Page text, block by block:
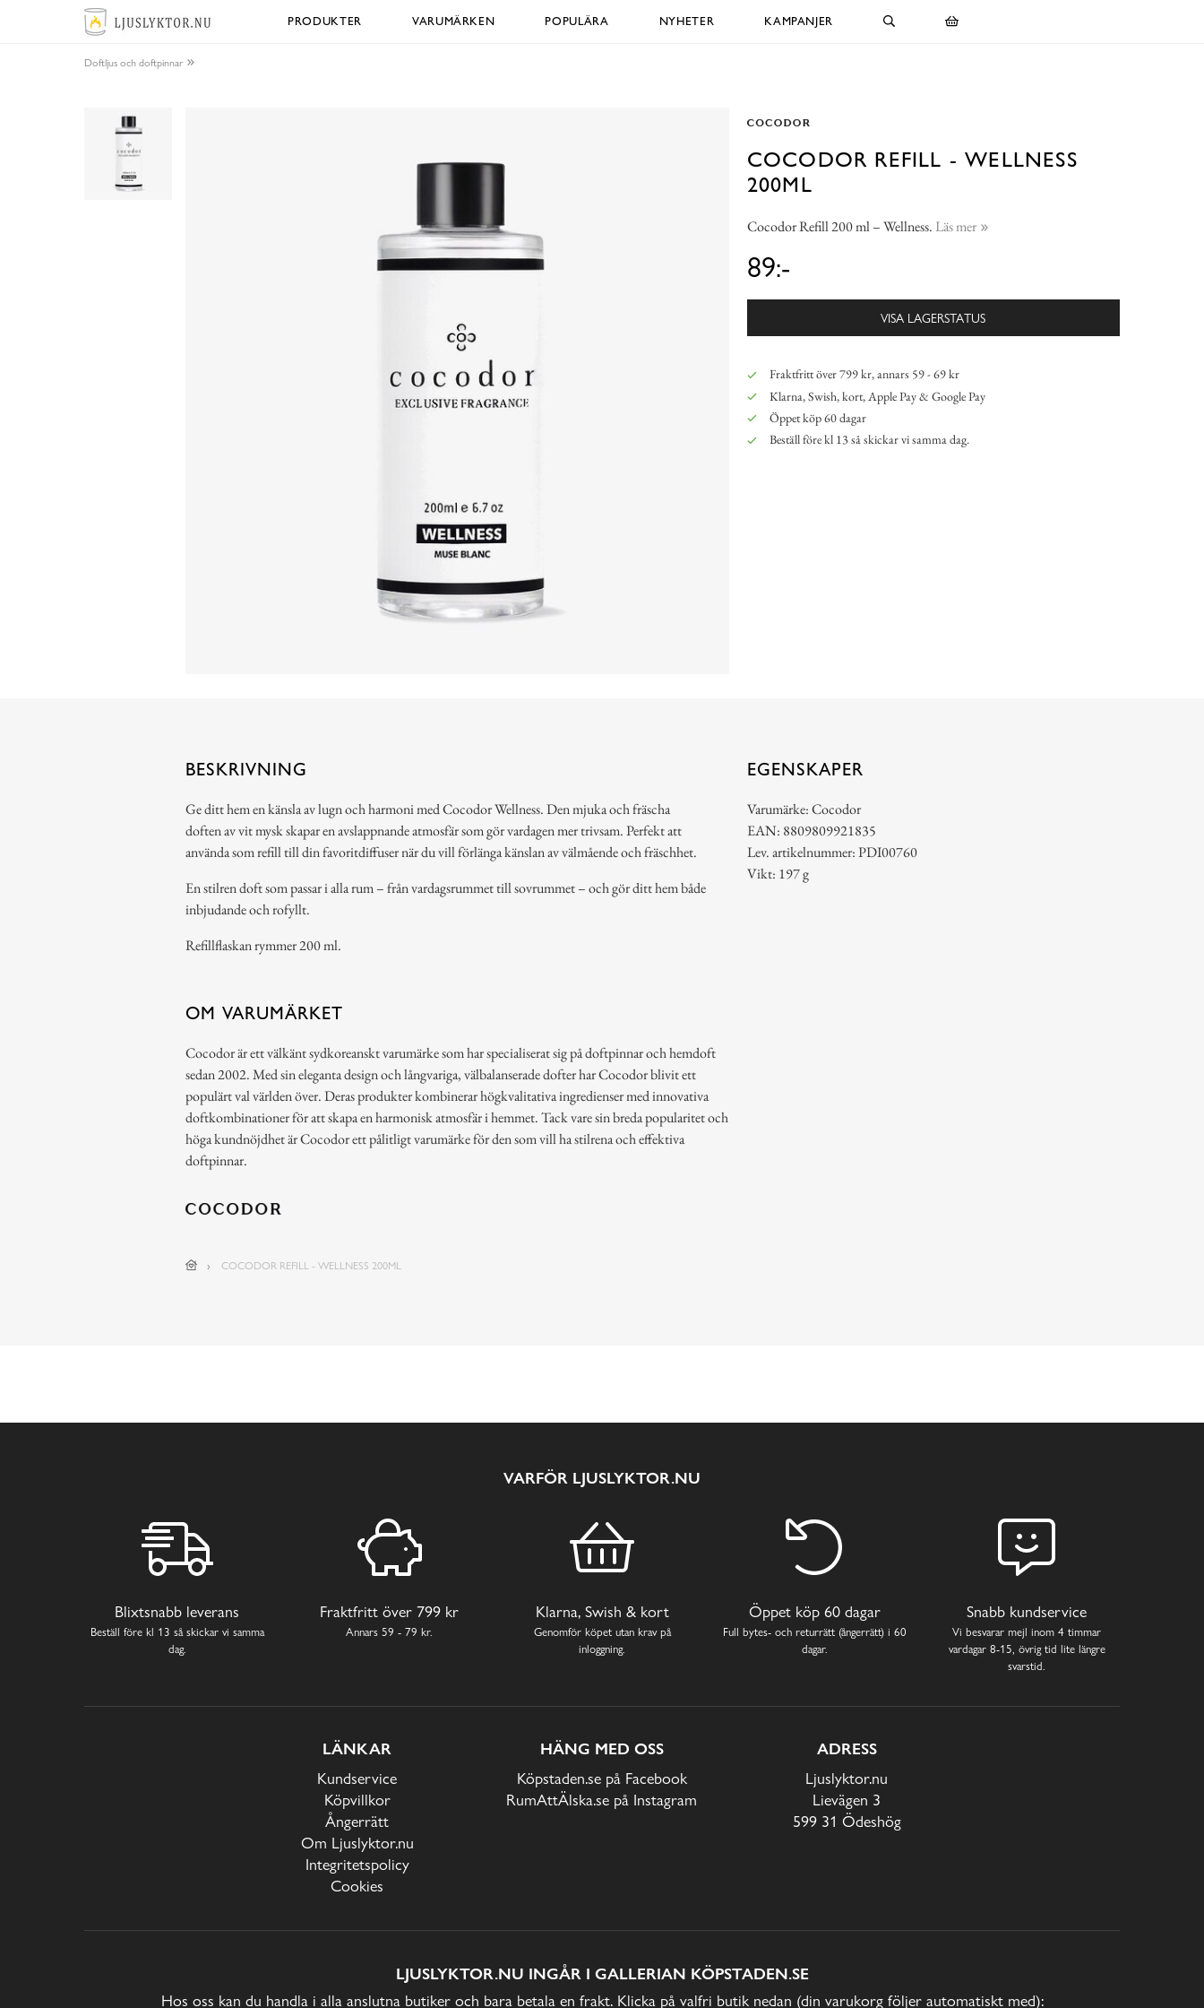
PRODUKTER VARUMÄRKEN POPULÄRA NYHETER KAMPANJER
Doftljus och doftpinnar
COCODOR REFILL - WELLNESS
200ML
Cocodor Refill 200 ml – Wellness. Läs mer
89:-
VISA LAGERSTATUS
Fraktfritt över 799 kr, annars 59 - 69 kr
Klarna, Swish, kort, Apple Pay & Google Pay
Öppet köp 60 dagar
Beställ före kl 13 så skickar vi samma dag.
BESKRIVNING
Ge ditt hem en känsla av lugn och harmoni med Cocodor Wellness. Den mjuka och fräscha
doften av vit mysk skapar en avslappnande atmosfär som gör vardagen mer trivsam. Perfekt att
använda som refill till din favoritdiffuser när du vill förlänga känslan av välmående och fräschhet.
En stilren doft som passar i alla rum – från vardagsrummet till sovrummet – och gör ditt hem både
inbjudande och rofyllt.
Refillflaskan rymmer 200 ml.
EGENSKAPER
Varumärke: Cocodor
EAN: 8809809921835
Lev. artikelnummer: PDI00760
Vikt: 197 g
OM VARUMÄRKET
Cocodor är ett välkänt sydkoreanskt varumärke som har specialiserat sig på doftpinnar och hemdoft
sedan 2002. Med sin eleganta design och långvariga, välbalanserade dofter har Cocodor blivit ett
populärt val världen över. Deras produkter kombinerar högkvalitativa ingredienser med innovativa
doftkombinationer för att skapa en harmonisk atmosfär i hemmet. Tack vare sin breda popularitet och
höga kundnöjdhet är Cocodor ett pålitligt varumärke för den som vill ha stilrena och effektiva
doftpinnar.
COCODOR REFILL - WELLNESS 200ML
VARFÖR LJUSLYKTOR.NU
Blixtsnabb leverans
Beställ före kl 13 så skickar vi samma
dag.
Fraktfritt över 799 kr
Annars 59 - 79 kr.
Klarna, Swish & kort
Genomför köpet utan krav på
inloggning.
Öppet köp 60 dagar
Full bytes- och returrätt (ångerrätt) i 60
dagar.
Snabb kundservice
Vi besvarar mejl inom 4 timmar
vardagar 8-15, övrig tid lite längre
svarstid.
LÄNKAR
Kundservice
Köpvillkor
Ångerrätt
Om Ljuslyktor.nu
Integritetspolicy
Cookies
HÄNG MED OSS
Köpstaden.se på Facebook
RumAttÄlska.se på Instagram
ADRESS
Ljuslyktor.nu
Lievägen 3
599 31 Ödeshög
LJUSLYKTOR.NU INGÅR I GALLERIAN KÖPSTADEN.SE
Hos oss kan du handla i alla anslutna butiker och bara betala en frakt. Klicka på valfri butik nedan (din varukorg följer automatiskt med):